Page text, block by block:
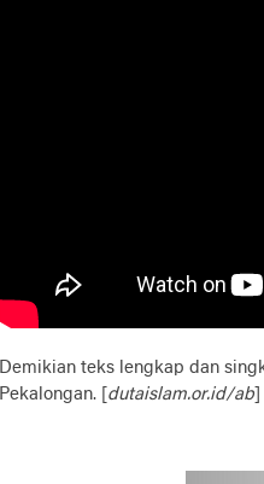
Demikian teks lengkap dan
Pekalongan. [ dutaislam.or.id/ab]